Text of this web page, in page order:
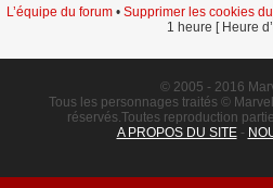
L’équipe du forum• Supprimer les cookies
1 heure [ Heure
© 2005 - 2016
Tous les personnages traités ©
réservés.Toutes reproduction
A PROPOS DU SITE-